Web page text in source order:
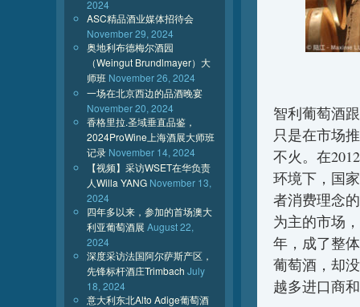
智利葡萄酒
只是在市场
不火。在
环境下，国
者消费理念
为主的市场
年，成了整
葡萄酒，却
越多进口商
2024
ASC精品酒业媒体招待会
November 29, 2024
奥地利布德梅尔酒园
（Weingut Brundlmayer）大
师班 November 26, 2024
一场在北京西边的品酒晚宴
November 20, 2024
香格里拉.圣域垂直品鉴，
2024ProWine上海酒展大师班
记录 November 14, 2024
【视频】采访WSET在华负责
人Willa YANG November 13,
2024
四年多以来，参加的首场澳大
利亚葡萄酒展 August 22,
2024
深度采访法国阿尔萨斯产区，
先锋标杆酒庄Trimbach July
18, 2024
意大利东北Alto Adige葡萄酒